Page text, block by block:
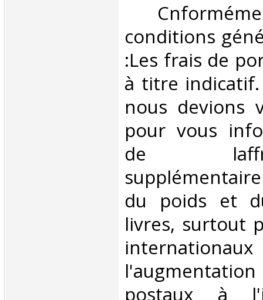
conditions
:Les frais de
à titre
nous devions
pour vous
de
du poids et
livres, surtout
internationaux
postaux à